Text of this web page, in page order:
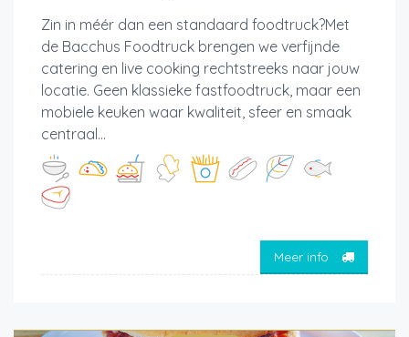
Zin in méér dan een standaard foodtruck?Met
de Bacchus Foodtruck brengen we verfijnde
catering en live cooking rechtstreeks naar jouw
locatie. Geen klassieke fastfoodtruck, maar een
mobiele keuken waar kwaliteit, sfeer en smaak
centraal...
Meer info